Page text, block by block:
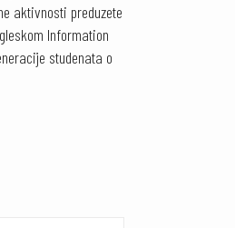
aktivnosti preduzete
Information
studenata o